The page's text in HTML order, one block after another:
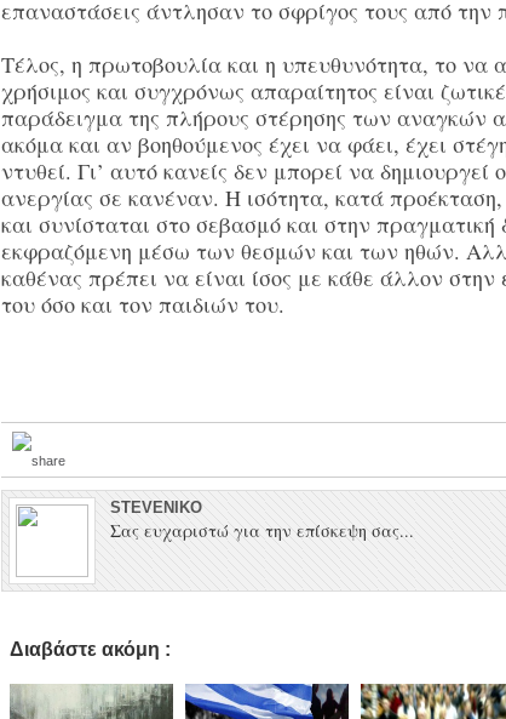
επαναστάσεις άντλησαν το σφρίγος τους από την
Τέλος, η πρωτοβουλία και η υπευθυνότητα, το να
χρήσιμος και συγχρόνως απαραίτητος είναι
παράδειγμα της πλήρους στέρησης των αναγκών
ακόμα και αν βοηθούμενος έχει να φάει, έχει
ντυθεί. Γι’ αυτό κανείς δεν μπορεί να δημιουργεί
ανεργίας σε κανέναν. Η ισότητα, κατά προέκταση,
και συνίσταται στο σεβασμό και στην
εκφραζόμενη μέσω των θεσμών και των ηθών.
καθένας πρέπει να είναι ίσος με κάθε άλλον στην
του όσο και τον παιδιών του.
STEVENIKO
Σας ευχαριστώ για την επίσκεψη σας...
Διαβάστε ακόμη :